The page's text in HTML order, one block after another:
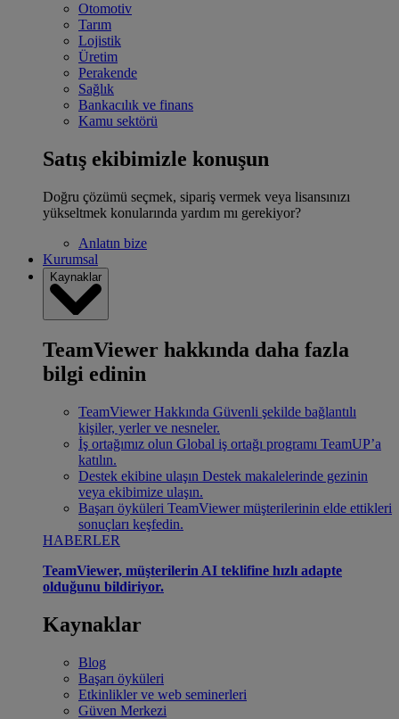
Otomotiv
Tarım
Lojistik
Üretim
Perakende
Sağlık
Bankacılık ve finans
Kamu sektörü
Satış ekibimizle konuşun
Doğru çözümü seçmek, sipariş vermek veya lisansınızı
yükseltmek konularında yardım mı gerekiyor?
Anlatın bize
Kurumsal
Kaynaklar
TeamViewer hakkında daha fazla
bilgi edinin
TeamViewer Hakkında Güvenli şekilde bağlantılı
kişiler, yerler ve nesneler.
İş ortağımız olun Global iş ortağı programı TeamUP’a
katılın.
Destek ekibine ulaşın Destek makalelerinde gezinin
veya ekibimize ulaşın.
Başarı öyküleri TeamViewer müşterilerinin elde ettikleri
sonuçları keşfedin.
HABERLER
TeamViewer, müşterilerin AI teklifine hızlı adapte
olduğunu bildiriyor.
Kaynaklar
Blog
Başarı öyküleri
Etkinlikler ve web seminerleri
Güven Merkezi